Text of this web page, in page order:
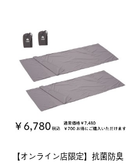
【オンライン店限定】抗菌防臭